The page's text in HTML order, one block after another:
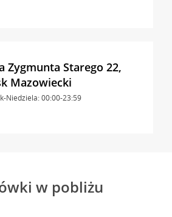
Zygmunta Starego 22,
Mazowiecki
Niedziela: 00:00-23:59
w pobliżu